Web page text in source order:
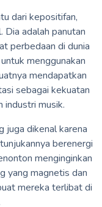
dari kepositifan,
Dia adalah panutan
perbedaan di dunia
menggunakan
mendapatkan
sebagai kekuatan
industri musik.
juga dikenal karena
berenergi
menginginkan
yang magnetis dan
mereka terlibat di